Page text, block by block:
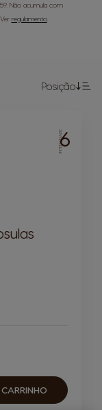
Não acumula com
regulamento.
Posição
INTENSIDADE6